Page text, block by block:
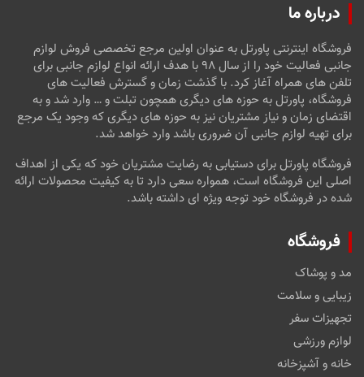
درباره ما
فروشگاه اینترنتی پاورتل به عنوان اولین مرجع تخصصی فروش لوازم
جانبی فعالیت خود را از سال ۹۸ با هدف ارائه انواع لوازم جانبی برای
تلفن های همراه آغاز کرد. با گذشت زمان و گسترش فعالیت های
فروشگاه، پاورتل به حوزه های دیگری همچون تبلت و … وارد شد و به
اقتضای زمان و نیاز مشتریان نیز به حوزه های دیگری که وجود یک مرجع
برای تهیه لوازم جانبی آن ضروری باشد وارد خواهد شد.
فروشگاه پاورتل برای دستیابی به رضایت مشتریان خود که یکی از اهداف
اصلی این فروشگاه است، همواره سعی دارد تا به کیفیت محصولات ارائه
شده در فروشگاه خود توجه ویژه ای داشته باشد.
فروشگاه
مد و پوشاک
زیبایی و سلامت
تجهیزات سفر
لوازم ورزشی
خانه و آشپزخانه